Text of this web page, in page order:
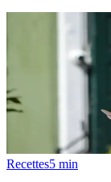
Recettes5 min